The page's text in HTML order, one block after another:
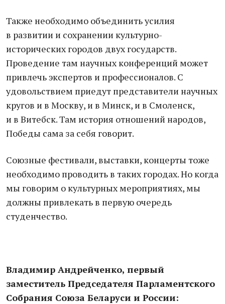
Также необходимо объединить усилия
в развитии и сохранении культурно-
исторических городов двух государств.
Проведение там научных конференций может
привлечь экспертов и профессионалов. С
удовольствием приедут представители научных
кругов и в Москву, и в Минск, и в Смоленск,
и в Витебск. Там история отношений народов,
Победы сама за себя говорит.
Союзные фестивали, выставки, концерты тоже
необходимо проводить в таких городах. Но когда
мы говорим о культурных мероприятиях, мы
должны привлекать в первую очередь
студенчество.
Владимир Андрейченко, первый
заместитель Председателя Парламентского
Собрания Союза Беларуси и России: